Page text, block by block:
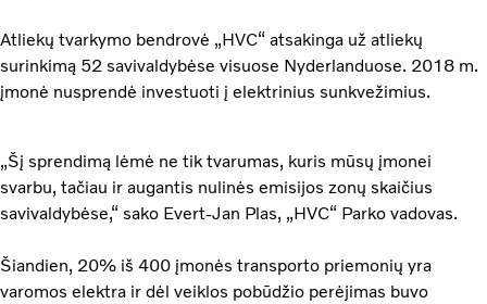
Atliekų tvarkymo bendrovė „HVC“ atsakinga už atliekų
surinkimą 52 savivaldybėse visuose Nyderlanduose. 2018 m.
įmonė nusprendė investuoti į elektrinius sunkvežimius.
„Šį sprendimą lėmė ne tik tvarumas, kuris mūsų įmonei
svarbu, tačiau ir augantis nulinės emisijos zonų skaičius
savivaldybėse,“ sako Evert-Jan Plas, „HVC“ Parko vadovas.
Šiandien, 20% iš 400 įmonės transporto priemonių yra
varomos elektra ir dėl veiklos pobūdžio perėjimas buvo